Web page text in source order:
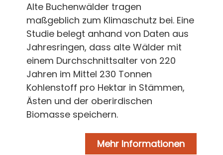
Alte Buchenwälder tragen
maßgeblich zum Klimaschutz bei. Eine
Studie belegt anhand von Daten aus
Jahresringen, dass alte Wälder mit
einem Durchschnittsalter von 220
Jahren im Mittel 230 Tonnen
Kohlenstoff pro Hektar in Stämmen,
Ästen und der oberirdischen
Biomasse speichern.
Mehr Informationen